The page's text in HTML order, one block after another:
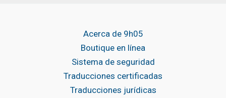
Acerca de 9h05
Boutique en línea
Sistema de seguridad
Traducciones certificadas
Traducciones jurídicas